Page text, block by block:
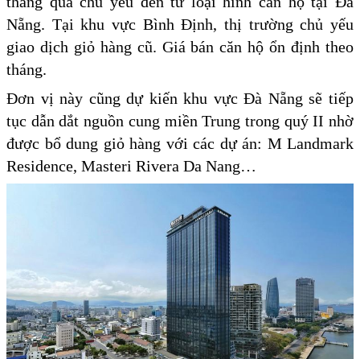
Nẵng. Tại khu vực Bình Định, thị trường chủ yếu
giao dịch giỏ hàng cũ. Giá bán căn hộ ổn định theo
tháng.
Đơn vị này cũng dự kiến khu vực Đà Nẵng sẽ tiếp
tục dẫn dắt nguồn cung miền Trung trong quý II nhờ
được bổ dung giỏ hàng với các dự án: M Landmark
Residence, Masteri Rivera Da Nang…